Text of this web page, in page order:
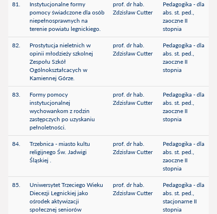
81.
Instytucjonalne formy
pomocy świadczone dla osób
niepełnosprawnych na
terenie powiatu legnickiego.
prof. dr hab.
Zdzisław Cutter
Pedagogika - dla
abs. st. ped.,
zaoczne II
stopnia
82.
Prostytucja nieletnich w
opinii młodzieży szkolnej
Zespołu Szkół
Ogólnokształcacych w
Kamiennej Górze.
prof. dr hab.
Zdzisław Cutter
Pedagogika - dla
abs. st. ped.,
zaoczne II
stopnia
83.
Formy pomocy
instytucjonalnej
wychowankom z rodzin
zastępczych po uzyskaniu
pełnoletności.
prof. dr hab.
Zdzisław Cutter
Pedagogika - dla
abs. st. ped.,
zaoczne II
stopnia
84.
Trzebnica - miasto kultu
religijnego Św. Jadwigi
Śląskiej .
prof. dr hab.
Zdzisław Cutter
Pedagogika - dla
abs. st. ped.,
zaoczne II
stopnia
85.
Uniwersytet Trzeciego Wieku
Diecezji Legnickiej jako
ośrodek aktywizacji
społecznej seniorów
prof. dr hab.
Zdzisław Cutter
Pedagogika - dla
abs. st. ped.,
stacjonarne II
stopnia